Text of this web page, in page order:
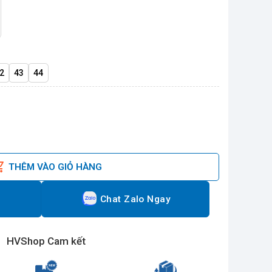
43 44
THÊM VÀO GIỎ HÀNG
Chat Zalo Ngay
HVShop Cam kết